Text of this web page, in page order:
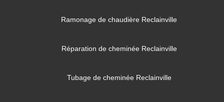
Ramonage de chaudière Reclainville
Réparation de cheminée Reclainville
Tubage de cheminée Reclainville